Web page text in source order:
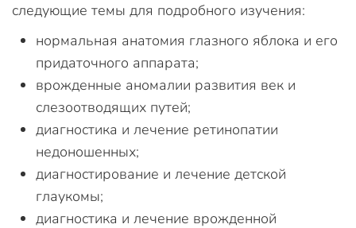
следующие темы для подробного изучения:
нормальная анатомия глазного яблока и его
придаточного аппарата;
врожденные аномалии развития век и
слезоотводящих путей;
диагностика и лечение ретинопатии
недоношенных;
диагностирование и лечение детской
глаукомы;
диагностика и лечение врожденной